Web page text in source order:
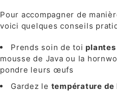
Pour accompagner de
voici quelques conseils
Prends soin de toi
mousse de Java ou la
pondre leurs œufs
Gardez le température de